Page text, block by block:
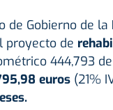
de Gobierno de la
proyecto de
444,793
euros(21%